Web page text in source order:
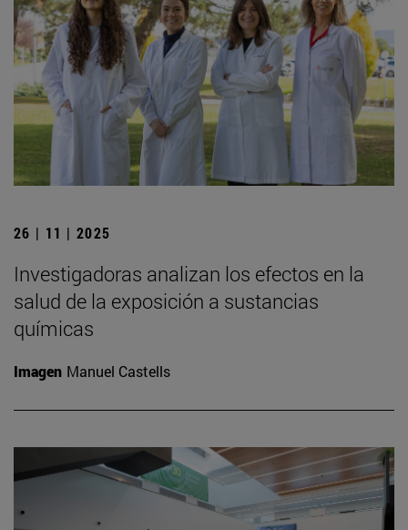
26 | 11 | 2025
Investigadoras analizan los efectos en la
salud de la exposición a sustancias
químicas
Imagen Manuel Castells